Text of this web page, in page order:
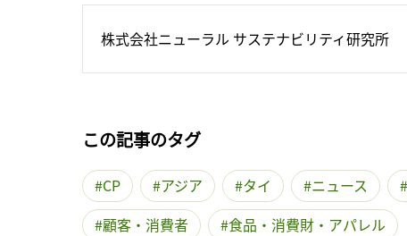
株式会社ニューラル サステナビリティ研究所
この記事のタグ
CP アジア タイ ニュース
顧客・消費者
食品・消費財・アパレル